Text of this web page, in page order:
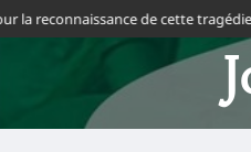
reconnaissance de cette tragédie